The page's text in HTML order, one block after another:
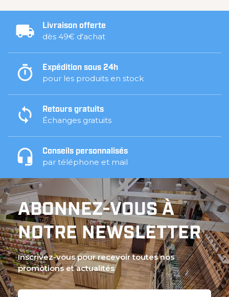
Livraison offerte
dès 49€ d'achat
Expédition sous 24h
pour les produits en stock
Retours gratuits
Échanges gratuits
Conseils personnalisés
par téléphone et mail
ABONNEZ-VOUS À
NOTRE NEWSLETTER
Inscrivez-vous pour recevoir toutes nos
promotions et actualités